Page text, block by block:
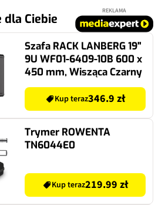
Ciebie
REKLAMA
Szafa RACK LANBERG 19"
9U WF01-6409-10B 600 x
450 mm, Wisząca Czarny
Kup teraz346.9 zł
Trymer ROWENTA
TN6044E0
Kup teraz219.99 zł